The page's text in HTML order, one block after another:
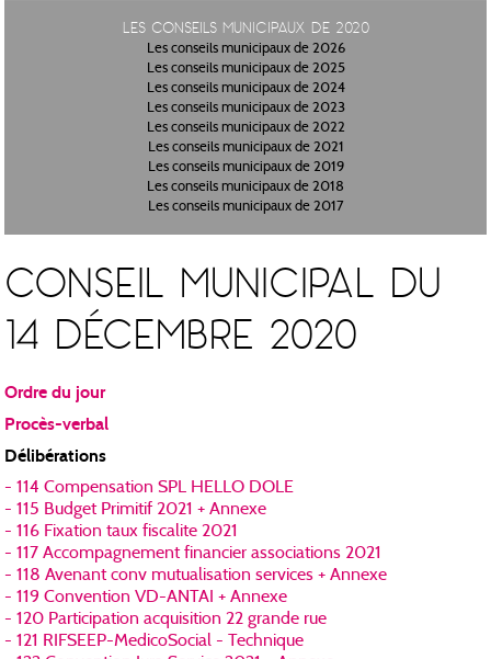
Les conseils municipaux de 2020
Les conseils municipaux de 2026
Les conseils municipaux de 2025
Les conseils municipaux de 2024
Les conseils municipaux de 2023
Les conseils municipaux de 2022
Les conseils municipaux de 2021
Les conseils municipaux de 2019
Les conseils municipaux de 2018
Les conseils municipaux de 2017
CONSEIL MUNICIPAL DU
14 DÉCEMBRE 2020
Ordre du jour
Procès-verbal
Délibérations
- 114 Compensation SPL HELLO DOLE
- 115 Budget Primitif 2021 + Annexe
- 116 Fixation taux fiscalite 2021
- 117 Accompagnement financier associations 2021
- 118 Avenant conv mutualisation services + Annexe
- 119 Convention VD-ANTAI + Annexe
- 120 Participation acquisition 22 grande rue
- 121 RIFSEEP-MedicoSocial - Technique